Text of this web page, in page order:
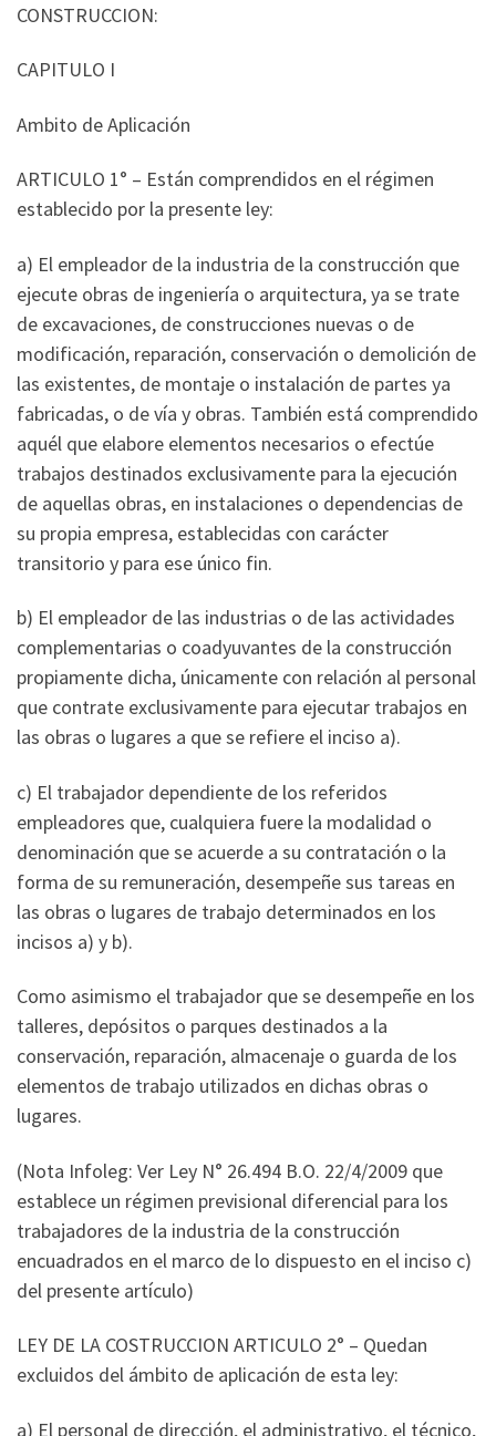
CONSTRUCCION:
CAPITULO I
Ambito de Aplicación
ARTICULO 1° – Están comprendidos en el régimen
establecido por la presente ley:
a) El empleador de la industria de la construcción que
ejecute obras de ingeniería o arquitectura, ya se trate
de excavaciones, de construcciones nuevas o de
modificación, reparación, conservación o demolición de
las existentes, de montaje o instalación de partes ya
fabricadas, o de vía y obras. También está comprendido
aquél que elabore elementos necesarios o efectúe
trabajos destinados exclusivamente para la ejecución
de aquellas obras, en instalaciones o dependencias de
su propia empresa, establecidas con carácter
transitorio y para ese único fin.
b) El empleador de las industrias o de las actividades
complementarias o coadyuvantes de la construcción
propiamente dicha, únicamente con relación al personal
que contrate exclusivamente para ejecutar trabajos en
las obras o lugares a que se refiere el inciso a).
c) El trabajador dependiente de los referidos
empleadores que, cualquiera fuere la modalidad o
denominación que se acuerde a su contratación o la
forma de su remuneración, desempeñe sus tareas en
las obras o lugares de trabajo determinados en los
incisos a) y b).
Como asimismo el trabajador que se desempeñe en los
talleres, depósitos o parques destinados a la
conservación, reparación, almacenaje o guarda de los
elementos de trabajo utilizados en dichas obras o
lugares.
(Nota Infoleg: Ver Ley N° 26.494 B.O. 22/4/2009 que
establece un régimen previsional diferencial para los
trabajadores de la industria de la construcción
encuadrados en el marco de lo dispuesto en el inciso c)
del presente artículo)
LEY DE LA COSTRUCCION ARTICULO 2° – Quedan
excluidos del ámbito de aplicación de esta ley:
a) El personal de dirección, el administrativo, el técnico,